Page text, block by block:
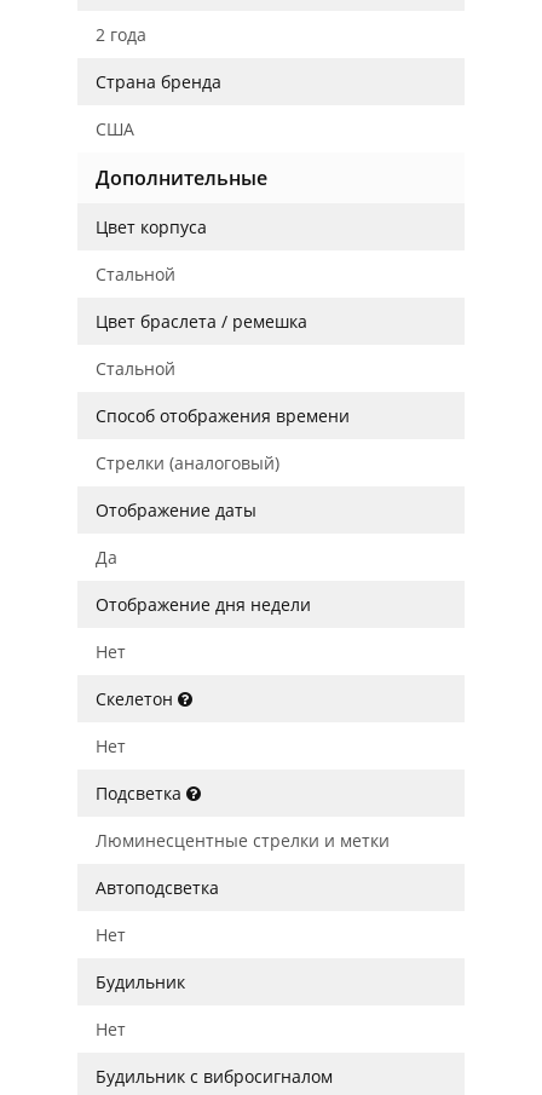
2 года
Страна бренда
США
Дополнительные
Цвет корпуса
Стальной
Цвет браслета / ремешка
Стальной
Способ отображения времени
Стрелки (аналоговый)
Отображение даты
Да
Отображение дня недели
Нет
Скелетон
Нет
Подсветка
Люминесцентные стрелки и метки
Автоподсветка
Нет
Будильник
Нет
Будильник с вибросигналом